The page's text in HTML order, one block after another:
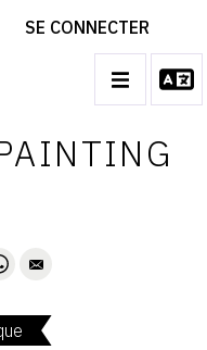
SE CONNECTER
DE L'ART